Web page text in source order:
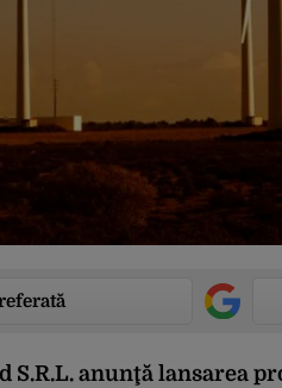
S.R.L. anunţă lansarea